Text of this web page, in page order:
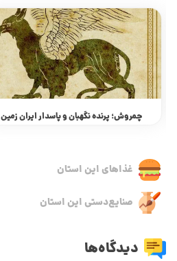
چمروش؛ پرنده نگهبان و پاسدار ایران زمین
غذاهای این استان
صنایع‌دستی این استان
دیدگاه‌ها